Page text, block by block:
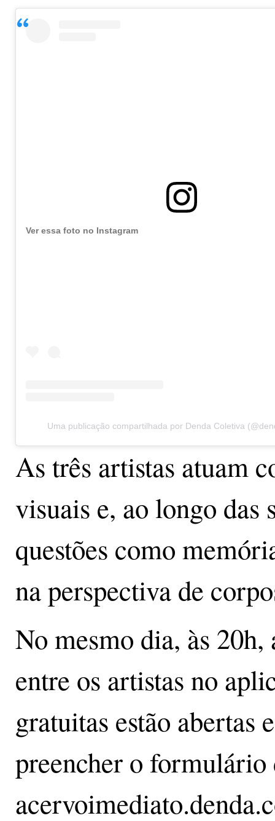
Ver essa foto no Instagram
Uma publicação compartilhada por Denda Coletiva
As três artistas atuam
visuais e, ao longo das
questões como
na perspectiva de
No mesmo dia, às
entre os artistas no
gratuitas estão abertas
preencher o